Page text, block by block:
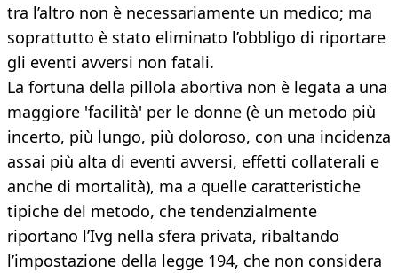
tra l’altro non è necessariamente un medico; ma
soprattutto è stato eliminato l’obbligo di riportare
gli eventi avversi non fatali.
La fortuna della pillola abortiva non è legata a una
maggiore 'facilità' per le donne (è un metodo più
incerto, più lungo, più doloroso, con una incidenza
assai più alta di eventi avversi, effetti collaterali e
anche di mortalità), ma a quelle caratteristiche
tipiche del metodo, che tendenzialmente
riportano l’Ivg nella sfera privata, ribaltando
l’impostazione della legge 194, che non considera